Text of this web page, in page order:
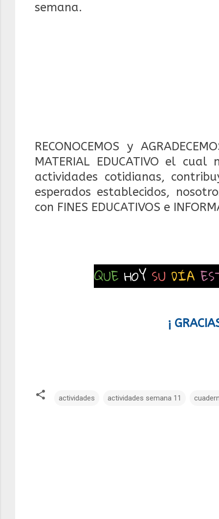
semana.
RECONOCEMOS y
MATERIAL EDUCATIVO el
actividades cotidianas,
esperados establecidos,
con FINES EDUCATIVOS e
QUE HOY SU DÍA
¡
actividades actividades semana 11